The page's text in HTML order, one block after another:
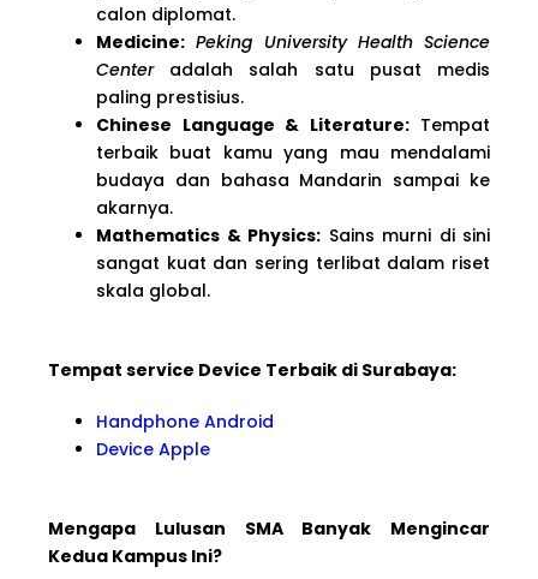
calon diplomat.
Medicine: Peking University Health Science
Centeradalah salah satu pusat medis
paling prestisius.
Chinese Language & Literature:Tempat
terbaik buat kamu yang mau mendalami
budaya dan bahasa Mandarin sampai ke
akarnya.
Mathematics & Physics: Sains murni di sini
sangat kuat dan sering terlibat dalam riset
skala global.
Tempat service Device Terbaik di Surabaya:
Handphone Android
Device Apple
Mengapa Lulusan SMA Banyak Mengincar
Kedua Kampus Ini?